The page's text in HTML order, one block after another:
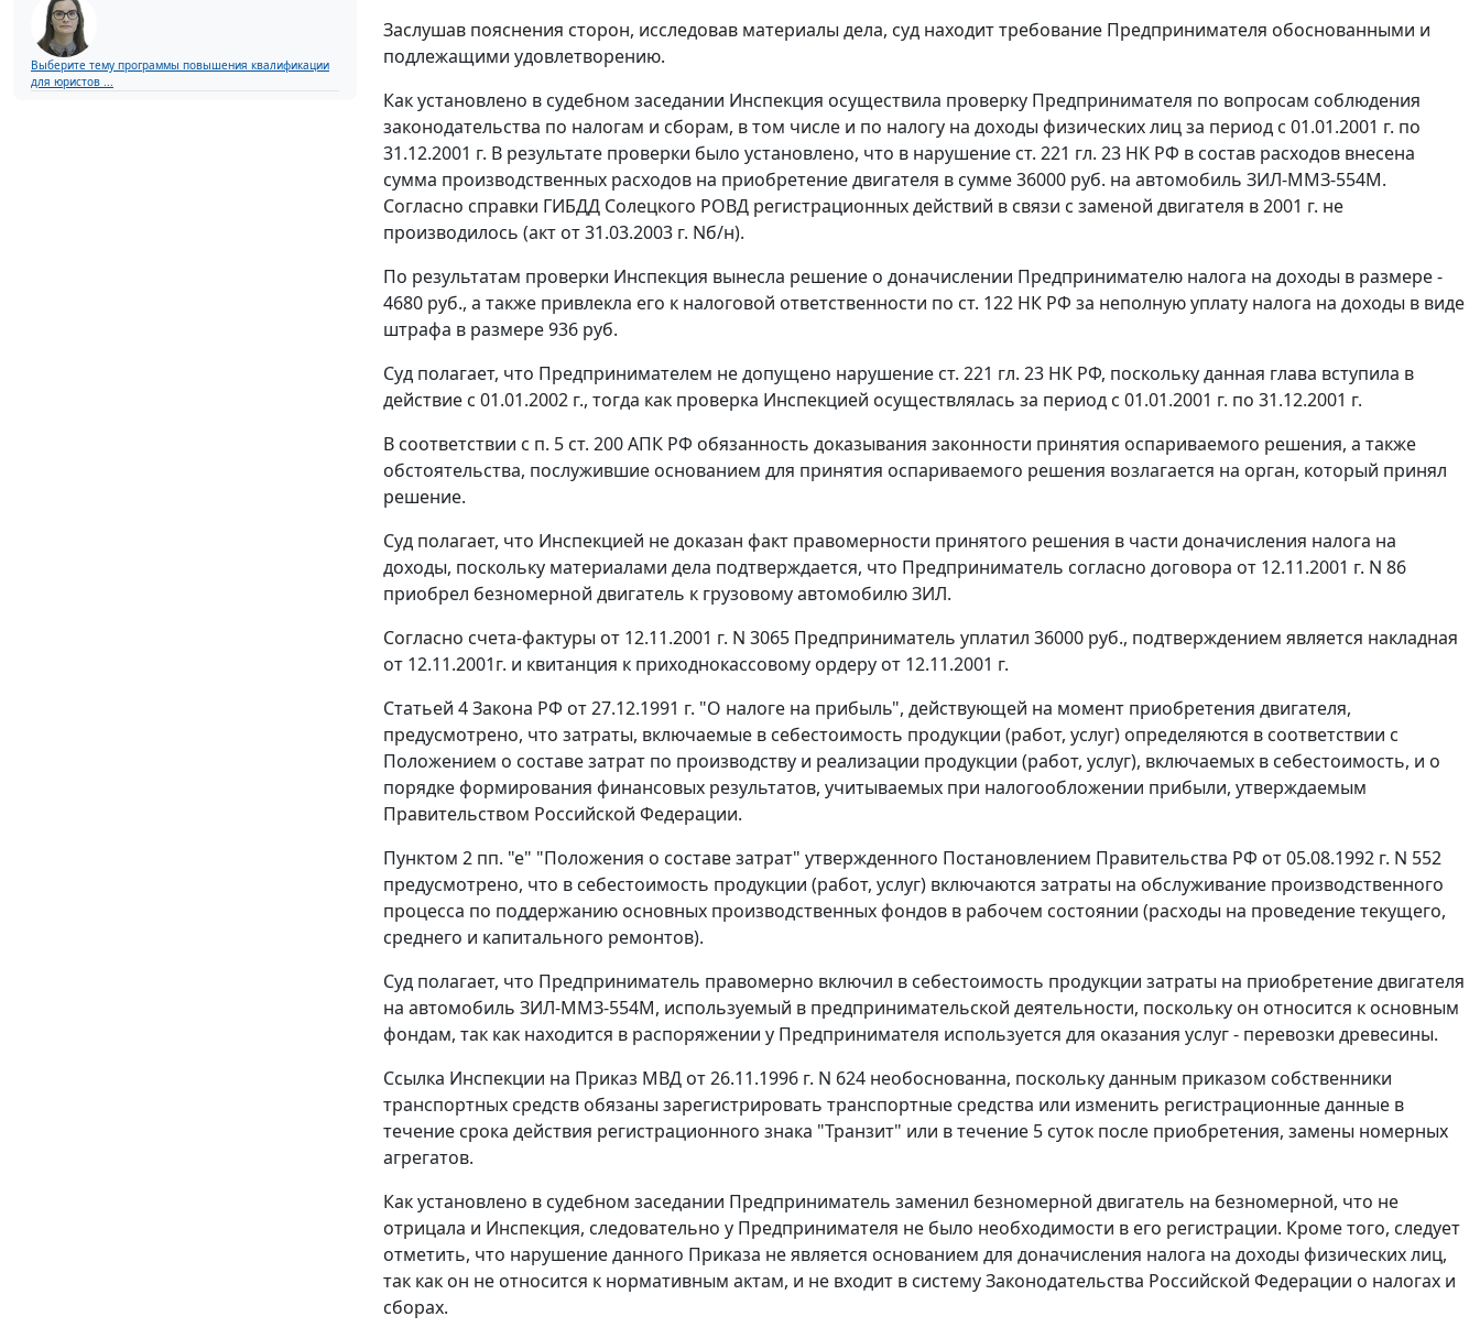
Выберите тему программы повышения квалификации
для юристов ...
Заслушав пояснения сторон, исследовав материалы дела, суд находит требование Предпринимателя обоснованными и
подлежащими удовлетворению.
Как установлено в судебном заседании Инспекция осуществила проверку Предпринимателя по вопросам соблюдения
законодательства по налогам и сборам, в том числе и по налогу на доходы физических лиц за период с 01.01.2001 г. по
31.12.2001 г. В результате проверки было установлено, что в нарушение ст. 221 гл. 23 НК РФ в состав расходов внесена
сумма производственных расходов на приобретение двигателя в сумме 36000 руб. на автомобиль ЗИЛ-ММЗ-554М.
Согласно справки ГИБДД Солецкого РОВД регистрационных действий в связи с заменой двигателя в 2001 г. не
производилось (акт от 31.03.2003 г. Nб/н).
По результатам проверки Инспекция вынесла решение о доначислении Предпринимателю налога на доходы в размере -
4680 руб., а также привлекла его к налоговой ответственности по ст. 122 НК РФ за неполную уплату налога на доходы в виде
штрафа в размере 936 руб.
Суд полагает, что Предпринимателем не допущено нарушение ст. 221 гл. 23 НК РФ, поскольку данная глава вступила в
действие с 01.01.2002 г., тогда как проверка Инспекцией осуществлялась за период с 01.01.2001 г. по 31.12.2001 г.
В соответствии с п. 5 ст. 200АПК РФ обязанность доказывания законности принятия оспариваемого решения, а также
обстоятельства, послужившие основанием для принятия оспариваемого решения возлагается на орган, который принял
решение.
Суд полагает, что Инспекцией не доказан факт правомерности принятого решения в части доначисления налога на
доходы, поскольку материалами дела подтверждается, что Предприниматель согласно договора от 12.11.2001 г. N 86
приобрел безномерной двигатель к грузовому автомобилю ЗИЛ.
Согласно счета-фактуры от 12.11.2001 г. N 3065 Предприниматель уплатил 36000 руб., подтверждением является накладная
от 12.11.2001г. и квитанция к приходнокассовому ордеру от 12.11.2001 г.
Статьей 4Закона РФ от 27.12.1991 г. "О налоге на прибыль", действующей на момент приобретения двигателя,
предусмотрено, что затраты, включаемые в себестоимость продукции (работ, услуг) определяются в соответствии с
Положением о составе затрат по производству и реализации продукции (работ, услуг), включаемых в себестоимость, и о
порядке формирования финансовых результатов, учитываемых при налогообложении прибыли, утверждаемым
Правительством Российской Федерации.
Пунктом 2 пп. "е" "Положения о составе затрат" утвержденного Постановлением Правительства РФ от 05.08.1992 г. N 552
предусмотрено, что в себестоимость продукции (работ, услуг) включаются затраты на обслуживание производственного
процесса по поддержанию основных производственных фондов в рабочем состоянии (расходы на проведение текущего,
среднего и капитального ремонтов).
Суд полагает, что Предприниматель правомерно включил в себестоимость продукции затраты на приобретение двигателя
на автомобиль ЗИЛ-ММЗ-554М, используемый в предпринимательской деятельности, поскольку он относится к основным
фондам, так как находится в распоряжении у Предпринимателя используется для оказания услуг - перевозки древесины.
Ссылка Инспекции на Приказ МВД от 26.11.1996 г. N 624 необоснованна, поскольку данным приказом собственники
транспортных средств обязаны зарегистрировать транспортные средства или изменить регистрационные данные в
течение срока действия регистрационного знака "Транзит" или в течение 5 суток после приобретения, замены номерных
агрегатов.
Как установлено в судебном заседании Предприниматель заменил безномерной двигатель на безномерной, что не
отрицала и Инспекция, следовательно у Предпринимателя не было необходимости в его регистрации. Кроме того, следует
отметить, что нарушение данного Приказа не является основанием для доначисления налога на доходы физических лиц,
так как он не относится к нормативным актам, и не входит в систему Законодательства Российской Федерации о налогах и
сборах.